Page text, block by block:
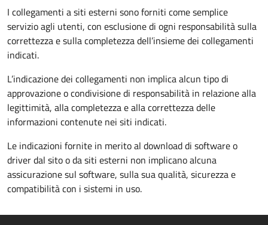
I collegamenti a siti esterni sono forniti come semplice
servizio agli utenti, con esclusione di ogni responsabilità sulla
correttezza e sulla completezza dell’insieme dei collegamenti
indicati.
L’indicazione dei collegamenti non implica alcun tipo di
approvazione o condivisione di responsabilità in relazione alla
legittimità, alla completezza e alla correttezza delle
informazioni contenute nei siti indicati.
Le indicazioni fornite in merito al download di software o
driver dal sito o da siti esterni non implicano alcuna
assicurazione sul software, sulla sua qualità, sicurezza e
compatibilità con i sistemi in uso.